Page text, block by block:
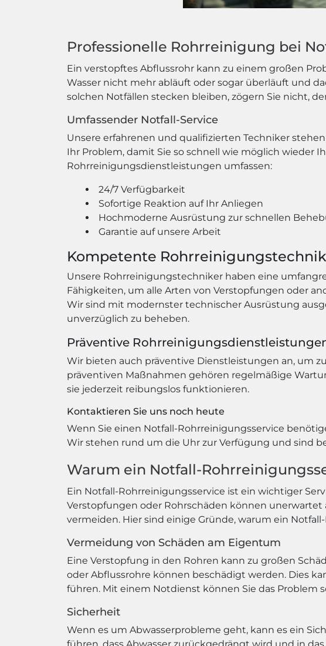
Professionelle Rohrreinigung bei
Ein verstopftes Abflussrohr kann zu einem großen
Wasser nicht mehr abläuft oder sogar überläuft und
solchen Notfällen stecken bleiben, zögern Sie nicht,
Umfassender Notfall-Service
Unsere erfahrenen und qualifizierten Techniker
Ihr Problem, damit Sie so schnell wie möglich wieder
Rohrreinigungsdienstleistungen umfassen:
24/7 Verfügbarkeit
Sofortige Reaktion auf Ihr Anliegen
Hochmoderne Ausrüstung zur schnellen
Garantie auf unsere Arbeit
Kompetente
Unsere Rohrreinigungstechniker haben eine
Fähigkeiten, um alle Arten von Verstopfungen oder
Wir sind mit modernster technischer Ausrüstung
unverzüglich zu beheben.
Präventive
Wir bieten auch präventive Dienstleistungen an, um
präventiven Maßnahmen gehören regelmäßige
sie jederzeit reibungslos funktionieren.
Kontaktieren Sie uns noch heute
Wenn Sie einen Notfall-Rohrreinigungsservice
Wir stehen rund um die Uhr zur Verfügung und sind
Warum ein Notfall-
Ein Notfall-Rohrreinigungsservice ist ein wichtiger
Verstopfungen oder Rohrschäden können
vermeiden. Hier sind einige Gründe, warum ein
Vermeidung von Schäden am Eigentum
Eine Verstopfung in den Rohren kann zu großen
oder Abflussrohre können beschädigt werden. Dies
führen. Mit einem Notdienst können Sie das Problem
Sicherheit
Wenn es um Abwasserprobleme geht, kann es ein